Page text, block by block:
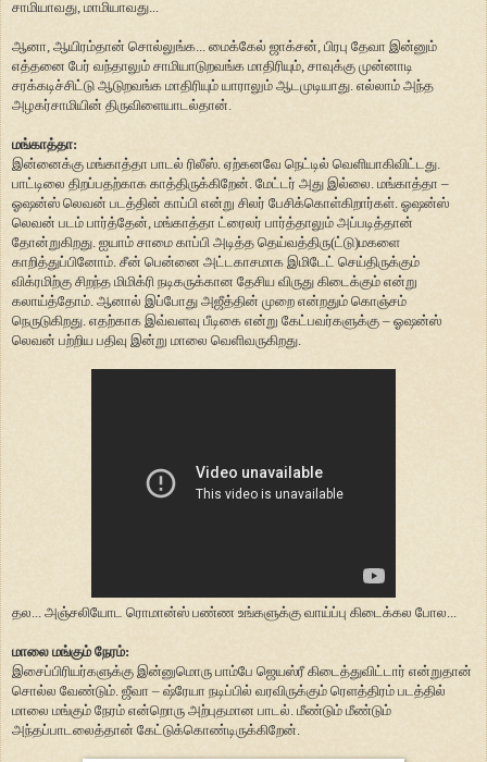
சாமியாவது, மாமியாவது...
ஆனா, ஆயிரம்தான் சொல்லுங்க... மைக்கேல் ஜாக்சன், பிரபு தேவா இன்னும்
எத்தனை பேர் வந்தாலும் சாமியாடுறவங்க மாதிரியும், சாவுக்கு முன்னாடி
சரக்கடிச்சிட்டு ஆடுறவங்க மாதிரியும் யாராலும் ஆடமுடியாது. எல்லாம் அந்த
அழகர்சாமியின் திருவிளையாடல்தான்.
மங்காத்தா:
இன்னைக்கு மங்காத்தா பாடல் ரிலீஸ். ஏற்கனவே நெட்டில் வெளியாகிவிட்டது.
பாட்டிலை திறப்பதற்காக காத்திருக்கிறேன். மேட்டர் அது இல்லை. மங்காத்தா –
ஓஷன்ஸ் லெவன் படத்தின் காப்பி என்று சிலர் பேசிக்கொள்கிறார்கள். ஓஷன்ஸ்
லெவன் படம் பார்த்தேன், மங்காத்தா ட்ரைலர் பார்த்தாலும் அப்படித்தான்
தோன்றுகிறது. ஐயாம் சாமை காப்பி அடித்த தெய்வத்திரு(ட்டு)மகளை
காறித்துப்பினோம். சீன் பென்னை அட்டகாசமாக இமிடேட் செய்திருக்கும்
விக்ரமிற்கு சிறந்த மிமிக்ரி நடிகருக்கான தேசிய விருது கிடைக்கும் என்று
கலாய்த்தோம். ஆனால் இப்போது அஜீத்தின் முறை என்றதும் கொஞ்சம்
நெருடுகிறது. எதற்காக இவ்வளவு பீடிகை என்று கேட்பவர்களுக்கு – ஓஷன்ஸ்
லெவன் பற்றிய பதிவு இன்று மாலை வெளிவருகிறது.
தல... அஞ்சலியோட ரொமான்ஸ் பண்ண உங்களுக்கு வாய்ப்பு கிடைக்கல போல...
மாலை மங்கும் நேரம்:
இசைப்பிரியர்களுக்கு இன்னுமொரு பாம்பே ஜெயஸ்ரீ கிடைத்துவிட்டார் என்றுதான்
சொல்ல வேண்டும். ஜீவா – ஷ்ரேயா நடிப்பில் வரவிருக்கும் ரெளத்திரம் படத்தில்
மாலை மங்கும் நேரம் என்றொரு அற்புதமான பாடல். மீண்டும் மீண்டும்
அந்தப்பாடலைத்தான் கேட்டுக்கொண்டிருக்கிறேன்.